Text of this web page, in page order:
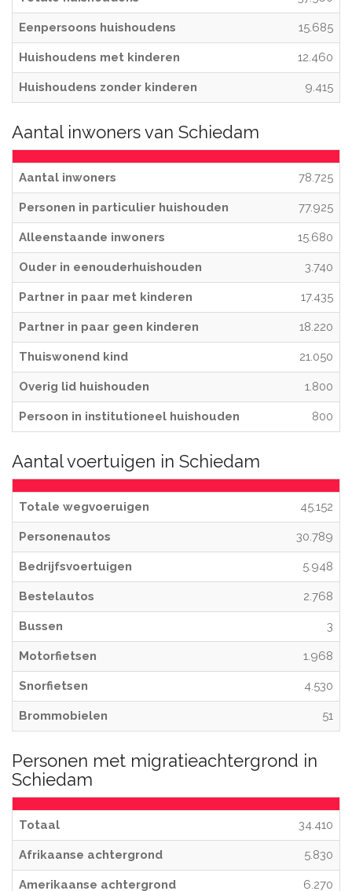
Eenpersoons huishoudens 15.685
Huishoudens met kinderen 12.460
Huishoudens zonder kinderen 9.415
Aantal inwoners van Schiedam
Aantal inwoners 78.725
Personen in particulier huishouden 77.925
Alleenstaande inwoners 15.680
Ouder in eenouderhuishouden 3.740
Partner in paar met kinderen 17.435
Partner in paar geen kinderen 18.220
Thuiswonend kind 21.050
Overig lid huishouden 1.800
Persoon in institutioneel huishouden 800
Aantal voertuigen in Schiedam
Totale wegvoeruigen 45.152
Personenautos 30.789
Bedrijfsvoertuigen 5.948
Bestelautos 2.768
Bussen 3
Motorfietsen 1.968
Snorfietsen 4.530
Brommobielen 51
Personen met migratieachtergrond in
Schiedam
Totaal 34.410
Afrikaanse achtergrond 5.830
Amerikaanse achtergrond 6.270